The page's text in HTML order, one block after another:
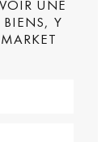
UNE
BIENS, Y